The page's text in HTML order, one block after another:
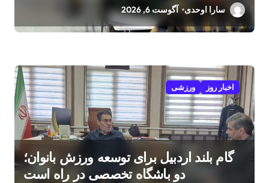
سارا اوحدی آگوست 6, 2026
اخبار روز ورزشی
گام بلند اردبیل برای توسعه ورزش بانوان؛
دو باشگاه تخصصی در راه است